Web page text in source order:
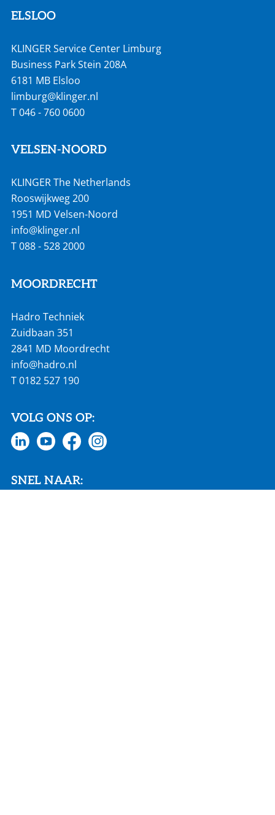
ELSLOO
KLINGER Service Center Limburg
Business Park Stein 208A
6181 MB Elsloo
limburg@klinger.nl
T046 - 760 0600
VELSEN-NOORD
KLINGER The Netherlands
Rooswijkweg 200
1951 MD Velsen-Noord
info@klinger.nl
T088 - 528 2000
MOORDRECHT
Hadro Techniek
Zuidbaan 351
2841 MD Moordrecht
info@hadro.nl
T0182 527 190
VOLG ONS OP:
SNEL NAAR: